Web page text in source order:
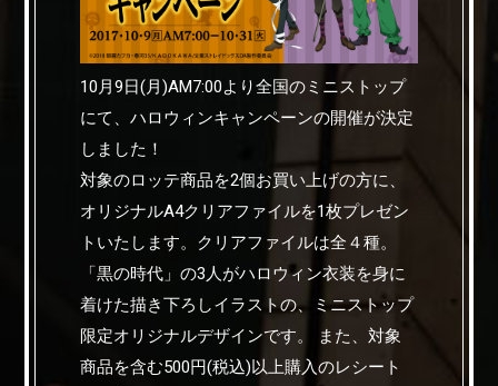
10月9日(月)AM7:00より全国のミニストップ
にて、ハロウィンキャンペーンの開催が決定
しました！
対象のロッテ商品を2個お買い上げの方に、
オリジナルA4クリアファイルを1枚プレゼン
トいたします。クリアファイルは全４種。
「黒の時代」の3人がハロウィン衣装を身に
着けた描き下ろしイラストの、ミニストップ
限定オリジナルデザインです。 また、対象
商品を含む500円(税込)以上購入のレシート